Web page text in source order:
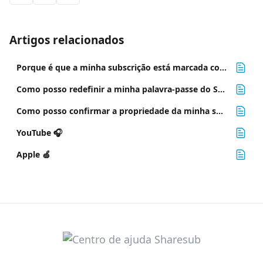
Artigos relacionados
Porque é que a minha subscrição está marcada como "a ser corrigida"?
Como posso redefinir a minha palavra-passe do Sharesub? *️⃣
Como posso confirmar a propriedade da minha subscrição? ✉️
YouTube 🎧
Apple 🍏